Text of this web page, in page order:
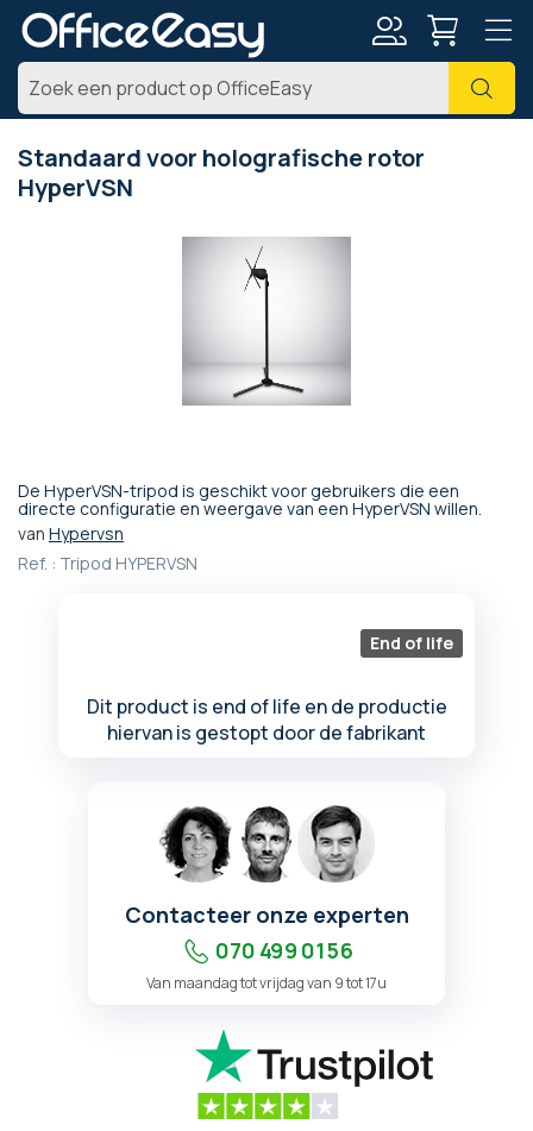
Zoek
Standaard voor holografische rotor
HyperVSN
De HyperVSN-tripod is geschikt voor gebruikers die een
directe configuratie en weergave van een HyperVSN willen.
van Hypervsn
Ref. : Tripod HYPERVSN
End of life
Dit product is end of life en de productie
hiervan is gestopt door de fabrikant
Ga
naar
begin
Contacteer onze experten
070 499 01 56
Van maandag tot vrijdag van 9 tot 17u